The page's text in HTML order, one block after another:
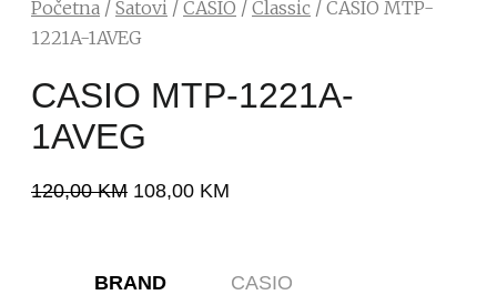
Početna / Satovi / CASIO / Classic / CASIO MTP-
1221A-1AVEG
CASIO MTP-1221A-
1AVEG
120,00KM 108,00 KM
BRAND
CASIO